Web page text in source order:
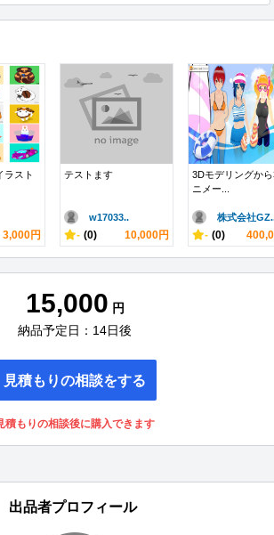
ラスト
3,000円
テストます
w17033..
- (0) 10,000円
3Dモデリングか
ニメー...
株式会社
- (0)
15,000 円
納品予定日：14日後
見積もりの相談をする
積もりの相談後に購入できます
出品者プロフィール